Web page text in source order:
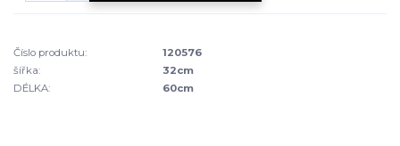
Číslo produktu:
120576
šířka:
32cm
DÉLKA:
60cm